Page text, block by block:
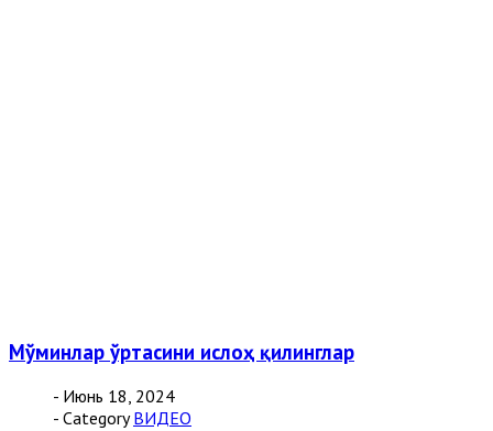
Мўминлар ўртасини ислоҳ қилинглар
- Июнь 18, 2024
- Category ВИДЕО